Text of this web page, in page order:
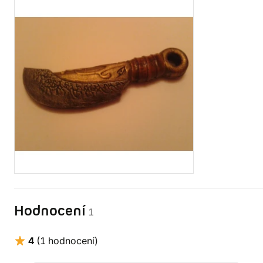
Hodnocení 1
4 (1 hodnocení)